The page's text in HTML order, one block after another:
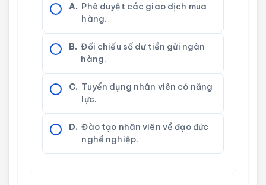
A. Phê duyệt các giao dịch mua
hàng.
B. Đối chiếu số dư tiền gửi ngân
hàng.
C. Tuyển dụng nhân viên có năng
lực.
D. Đào tạo nhân viên về đạo đức
nghề nghiệp.